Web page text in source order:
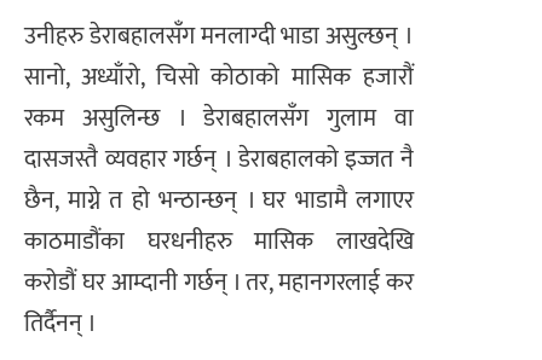
उनीहरु डेराबहालसँग मनलाग्दी भाडा असुल्छन् ।
सानो, अध्याँरो, चिसो कोठाको मासिक हजारौं
रकम असुलिन्छ । डेराबहालसँग गुलाम वा
दासजस्तै व्यवहार गर्छन् । डेराबहालको इज्जत नै
छैन, माग्ने त हो भन्ठान्छन् । घर भाडामै लगाएर
काठमाडौंका घरधनीहरु मासिक लाखदेखि
करोडौं घर आम्दानी गर्छन् । तर, महानगरलाई कर
तिर्दैनन् ।